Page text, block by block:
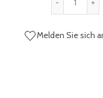
Melden Sie sich